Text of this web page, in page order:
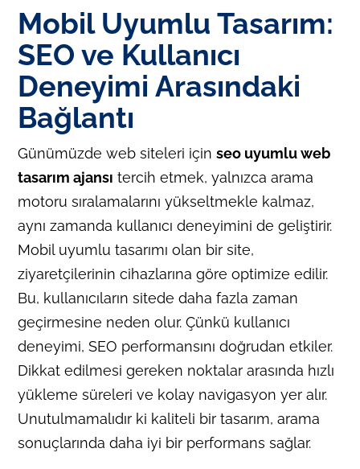
Mobil Uyumlu Tasarım:
SEO ve Kullanıcı
Deneyimi Arasındaki
Bağlantı
Günümüzde web siteleri içinseo uyumlu web
tasarım ajansı tercih etmek, yalnızca arama
motoru sıralamalarını yükseltmekle kalmaz,
aynı zamanda kullanıcı deneyimini de geliştirir.
Mobil uyumlu tasarımı olan bir site,
ziyaretçilerinin cihazlarına göre optimize edilir.
Bu, kullanıcıların sitede daha fazla zaman
geçirmesine neden olur. Çünkü kullanıcı
deneyimi, SEO performansını doğrudan etkiler.
Dikkat edilmesi gereken noktalar arasında hızlı
yükleme süreleri ve kolay navigasyon yer alır.
Unutulmamalıdır ki kaliteli bir tasarım, arama
sonuçlarında daha iyi bir performans sağlar.